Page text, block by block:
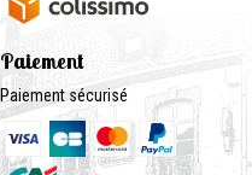
Paiement
Paiement sécurisé